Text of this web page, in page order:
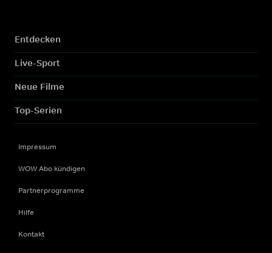
Entdecken
Live-Sport
Neue Filme
Top-Serien
Impressum
WOW Abo kündigen
Partnerprogramme
Hilfe
Kontakt